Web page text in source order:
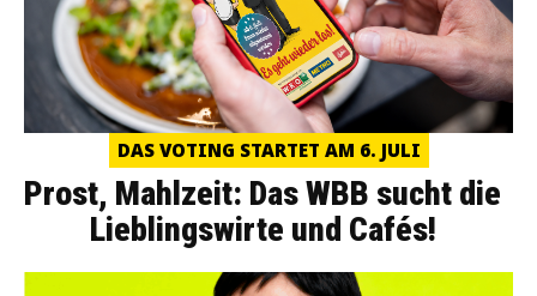
DAS VOTING STARTET AM 6. JULI
Prost, Mahlzeit: Das WBB sucht die
Lieblingswirte und Cafés!